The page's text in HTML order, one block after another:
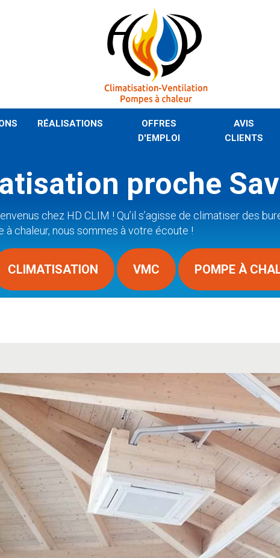
RÉALISATIONS
OFFRES
D'EMPLOI
AVIS
CLIENTS
proche
chez HD CLIM ! Qu’il s’agisse de climatiser des
à chaleur, nous sommes à votre écoute !
CLIMATISATION VMC POMPE À